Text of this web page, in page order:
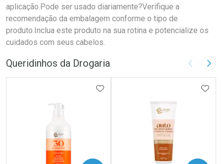
aplicação.Pode ser usado diariamente?Verifique a
recomendação da embalagem conforme o tipo de
produto.Inclua este produto na sua rotina e potencialize os
cuidados com seus cabelos.
Queridinhos da Drogaria Imagem
ADICIONAR AOS FAVORITOS